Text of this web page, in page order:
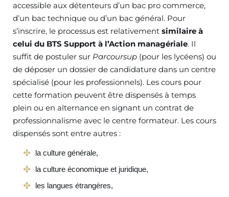
accessible aux détenteurs d’un bac pro commerce,
d’un bac technique ou d’un bac général. Pour
s’inscrire, le processus est relativement similaire à
celui du BTS Support à l’Action managériale. Il
suffit de postuler sur Parcoursup (pour les lycéens) ou
de déposer un dossier de candidature dans un centre
spécialisé (pour les professionnels). Les cours pour
cette formation peuvent être dispensés à temps
plein ou en alternance en signant un contrat de
professionnalisme avec le centre formateur. Les cours
dispensés sont entre autres :
la culture générale,
la culture économique et juridique,
les langues étrangères,